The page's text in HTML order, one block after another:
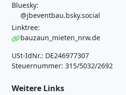
Bluesky:
@jbeventbau.bsky.social
Linktree:
bauzaun_mieten_nrw.de
USt-IdNr.: DE246977307
Steuernummer: 315/5032/2692
Weitere Links